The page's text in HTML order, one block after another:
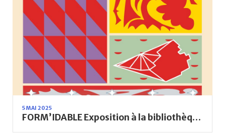
5 MAI 2025
FORM’IDABLE Exposition à la bibliothèque